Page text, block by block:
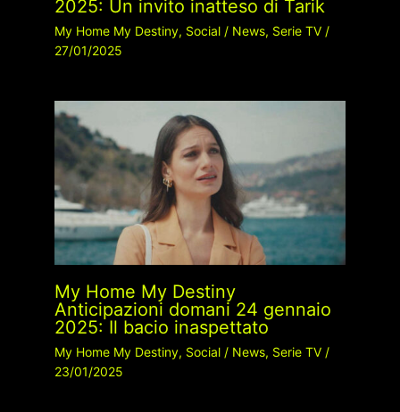
2025: Un invito inatteso di Tarik
My Home My Destiny, Social/ News, Serie TV/
27/01/2025
My Home My Destiny
Anticipazioni domani 24 gennaio
2025: Il bacio inaspettato
My Home My Destiny, Social/ News, Serie TV/
23/01/2025